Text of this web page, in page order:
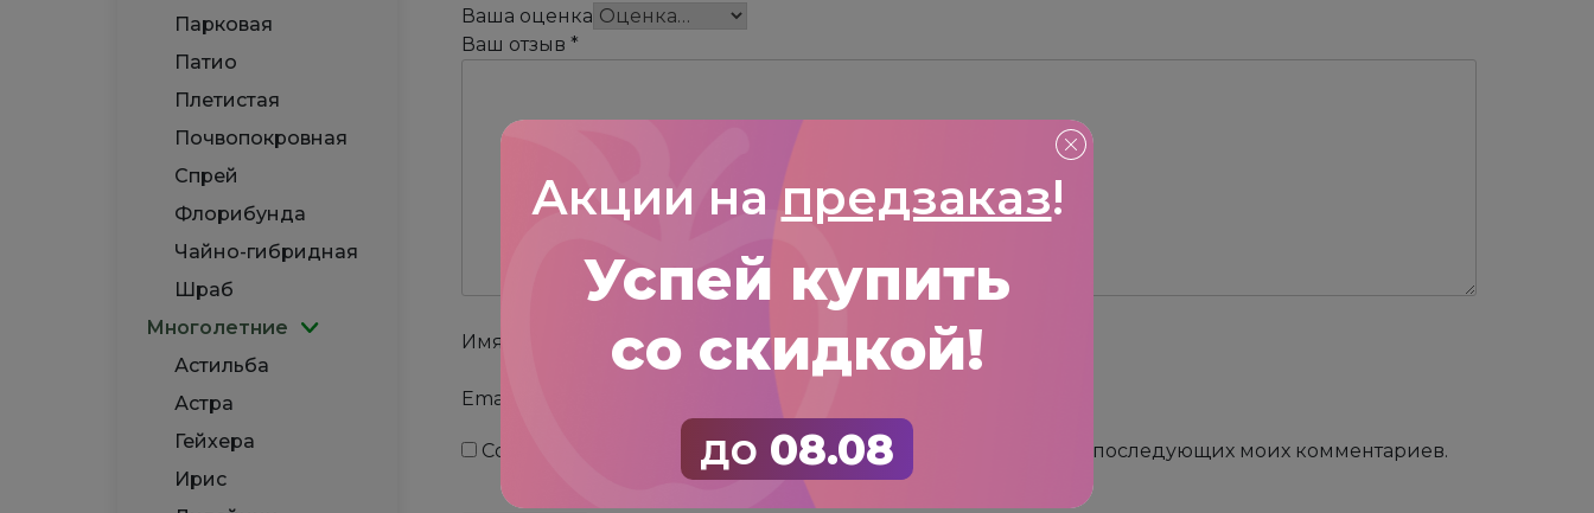
Акции напредзаказ!
Успей купить
со скидкой!
до 08.08
Парковая
Патио
Плетистая
Почвопокровная
Спрей
Флорибунда
Чайно-гибридная
Шраб
Многолетние
Астильба
Астра
Гейхера
Ирис
Ваша оценка
Ваш отзыв *
Имя
Email
Сохранить моё имя, email и адрес сайта в этом браузере для последующих моих комментариев.